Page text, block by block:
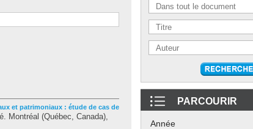
et patrimoniaux : étude de cas de
Montréal (Québec, Canada),
PARCOURIR
Année